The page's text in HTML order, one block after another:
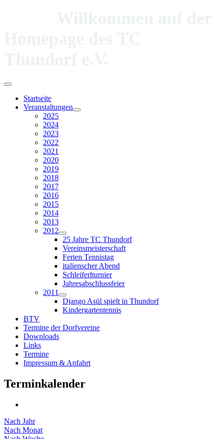
Startseite
Veranstaltungen
2025
2024
2023
2022
2021
2020
2019
2018
2017
2016
2015
2014
2013
2012
25 Jahre TC Thundorf
Vereinsmeisterschaft
Ferien Tennistag
italienscher Abend
Schleiferlturnier
Jahresabschlussfeier
2011
Django Asül spielt in Thundorf
Kindergartentennis
BTV
Termine der Dorfvereine
Downloads
Links
Termine
Impressum & Anfahrt
Terminkalender
Nach Jahr
Nach Monat